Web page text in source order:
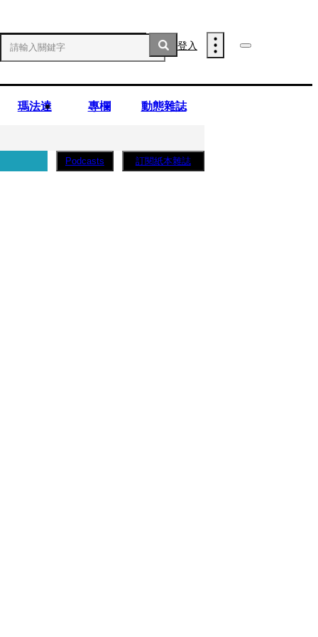
登入
瑪法達 專欄 動態雜誌
Podcasts 訂閱紙本雜誌